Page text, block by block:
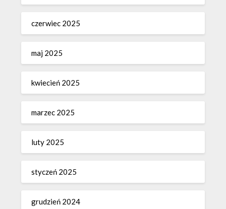
czerwiec 2025
maj 2025
kwiecień 2025
marzec 2025
luty 2025
styczeń 2025
grudzień 2024